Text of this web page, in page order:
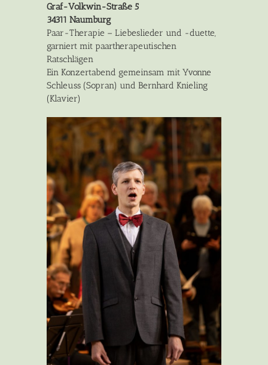
Graf-Volkwin-Straße 5
34311 Naumburg
Paar-Therapie – Liebeslieder und -duette,
garniert mit paartherapeutischen
Ratschlägen
Ein Konzertabend gemeinsam mit Yvonne
Schleuss (Sopran) und Bernhard Knieling
(Klavier)